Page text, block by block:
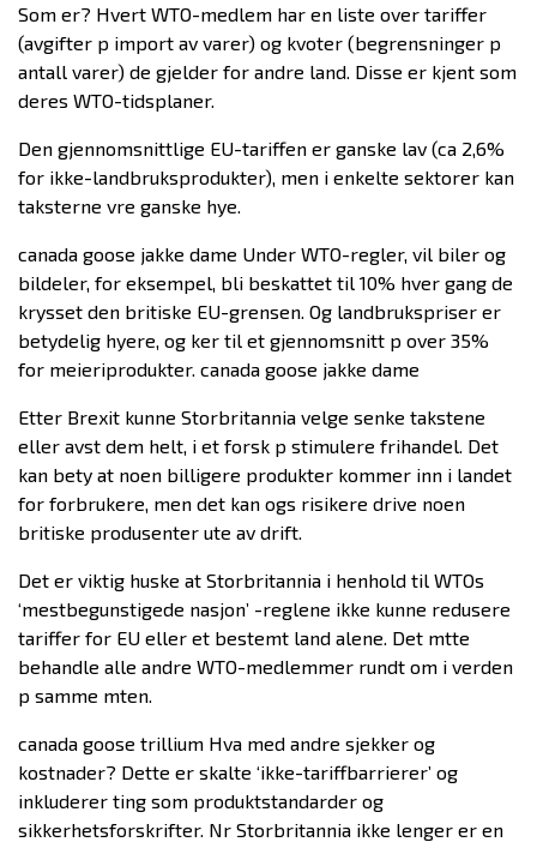
Som er? Hvert WTO-medlem har en liste over tariffer
(avgifter p import av varer) og kvoter (begrensninger p
antall varer) de gjelder for andre land. Disse er kjent som
deres WTO-tidsplaner.
Den gjennomsnittlige EU-tariffen er ganske lav (ca 2,6%
for ikke-landbruksprodukter), men i enkelte sektorer kan
taksterne vre ganske hye.
canada goose jakke dame Under WTO-regler, vil biler og
bildeler, for eksempel, bli beskattet til 10% hver gang de
krysset den britiske EU-grensen. Og landbrukspriser er
betydelig hyere, og ker til et gjennomsnitt p over 35%
for meieriprodukter. canada goose jakke dame
Etter Brexit kunne Storbritannia velge senke takstene
eller avst dem helt, i et forsk p stimulere frihandel. Det
kan bety at noen billigere produkter kommer inn i landet
for forbrukere, men det kan ogs risikere drive noen
britiske produsenter ute av drift.
Det er viktig huske at Storbritannia i henhold til WTOs
‘mestbegunstigede nasjon’ -reglene ikke kunne redusere
tariffer for EU eller et bestemt land alene. Det mtte
behandle alle andre WTO-medlemmer rundt om i verden
p samme mten.
canada goose trillium Hva med andre sjekker og
kostnader? Dette er skalte ‘ikke-tariffbarrierer’ og
inkluderer ting som produktstandarder og
sikkerhetsforskrifter. Nr Storbritannia ikke lenger er en